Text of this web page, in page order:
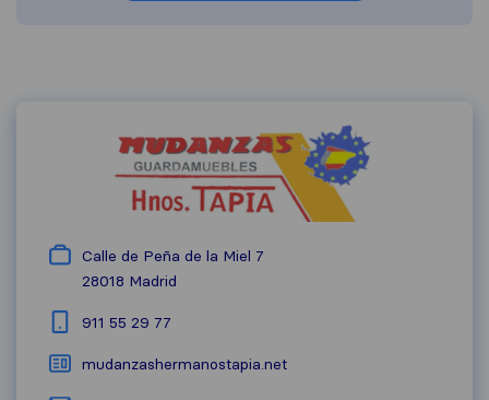
Calle de Peña de la Miel 7
28018 Madrid
911 55 29 77
mudanzashermanostapia.net